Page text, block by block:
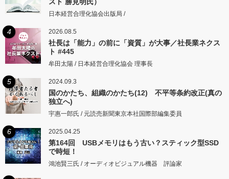
日本経営合理化協会出版局 /
4 2026.08.5
社長は「能力」の前に「資質」が大事／社長業ネクス
ト #445
牟田太陽 / 日本経営合理化協会 理事長
5 2024.09.3
国のかたち、組織のかたち(12) 不平等条約改正(真の
独立へ)
宇惠一郎氏 / 元読売新聞東京本社国際部編集委員
6 2025.04.25
第164回 USBメモリはもう古い？スティック型SSD
で時短！
鴻池賢三氏 / オーディオビジュアル機器 評論家